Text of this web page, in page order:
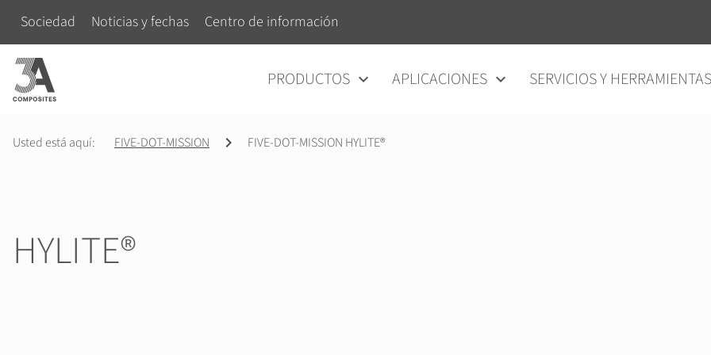
Saltar navegación
Sociedad Noticias y fechas Centro de información
PRODUCTOS APLICACIONES SERVICIOS Y HERRAMIENTAS
el
búsqueda
Usted está aquí: FIVE-DOT-MISSION FIVE-DOT-MISSION HYLITE®
HYLITE®